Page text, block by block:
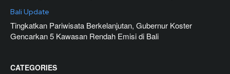
Bali Update
Tingkatkan Pariwisata Berkelanjutan, Gubernur Koster
Gencarkan 5 Kawasan Rendah Emisi di Bali
CATEGORIES